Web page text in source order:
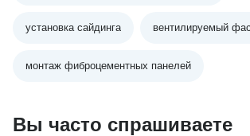
установка сайдинга вентилируемый
монтаж фиброцементных панелей
Вы часто спрашиваете